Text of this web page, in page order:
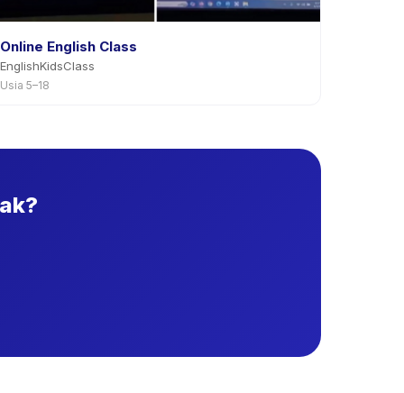
Online English Class
EnglishKidsClass
Usia 5–18